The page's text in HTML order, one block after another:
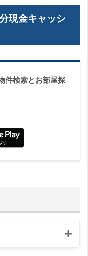
現金キャッシ
件検索とお部屋探